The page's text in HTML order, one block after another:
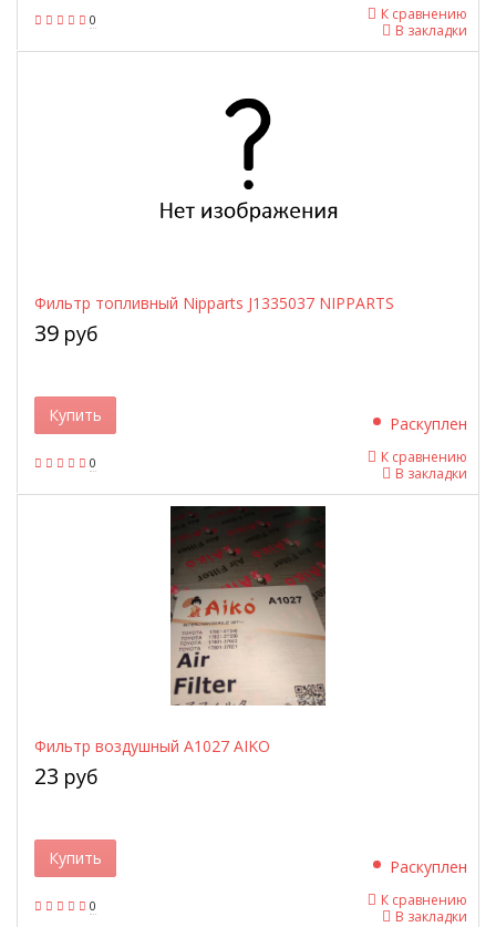
0
В закладки
К сравнению
Фильтр топливный Nipparts J1335037 NIPPARTS
0
39 руб
Раскуплен
В закладки
К сравнению
Купить
Фильтр воздушный A1027 AIKO
0
23 руб
Раскуплен
В закладки
К сравнению
Купить